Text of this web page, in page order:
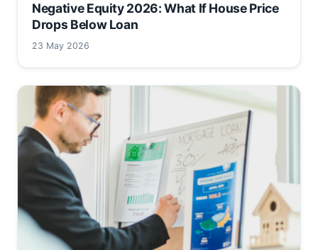
Negative Equity 2026: What If House Price
Drops Below Loan
23 May 2026